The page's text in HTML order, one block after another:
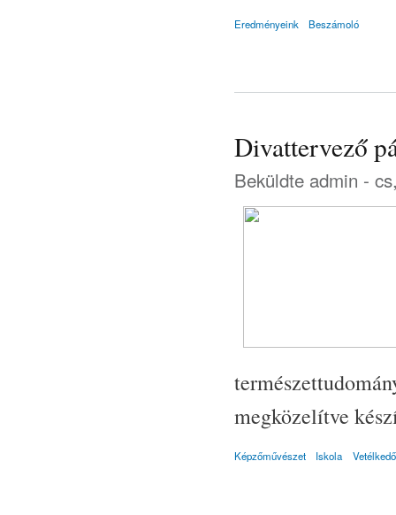
Eredményeink Beszámoló
Divattervező
Beküldte admin -
megközelítve
Képzőművészet Iskola Vetélkedő